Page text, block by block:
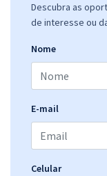
Descubra as
de interesse ou
Nome
E-mail
Celular